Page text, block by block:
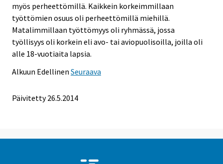
myös perheettömillä. Kaikkein korkeimmillaan
työttömien osuus oli perheettömillä miehillä.
Matalimmillaan työttömyys oli ryhmässä, jossa
työllisyys oli korkein eli avo- tai aviopuolisoilla, joilla oli
alle 18-vuotiaita lapsia.
Alkuun Edellinen Seuraava
Päivitetty 26.5.2014